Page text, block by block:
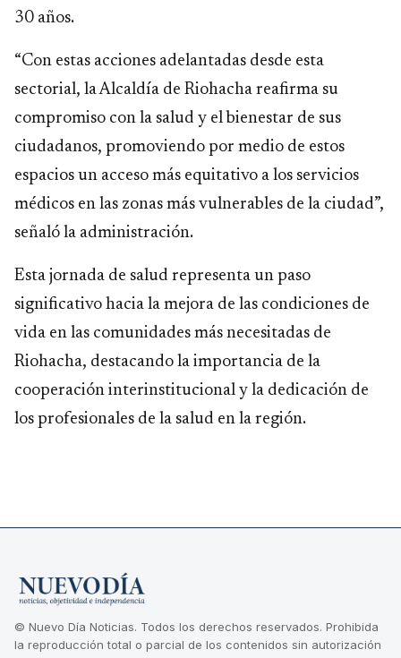
30 años.
“Con estas acciones adelantadas desde esta
sectorial, la Alcaldía de Riohacha reafirma su
compromiso con la salud y el bienestar de sus
ciudadanos, promoviendo por medio de estos
espacios un acceso más equitativo a los servicios
médicos en las zonas más vulnerables de la ciudad”,
señaló la administración.
Esta jornada de salud representa un paso
significativo hacia la mejora de las condiciones de
vida en las comunidades más necesitadas de
Riohacha, destacando la importancia de la
cooperación interinstitucional y la dedicación de
los profesionales de la salud en la región.
© Nuevo Día Noticias. Todos los derechos reservados. Prohibida
la reproducción total o parcial de los contenidos sin autorización